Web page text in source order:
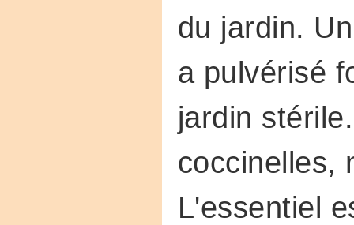
du jardin.
a pulvérisé
jardin
coccinelles,
L'essentiel